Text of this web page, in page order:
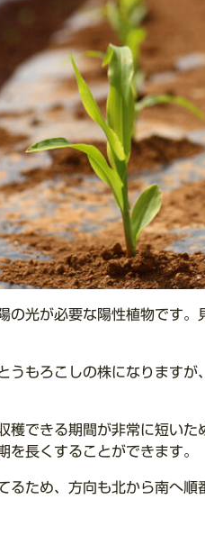
の光が必要な陽性植物です
うもろこしの株になりますが
穫できる期間が非常に短い
を長くすることができます。
るため、方向も北から南へ順